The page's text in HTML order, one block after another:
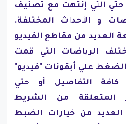
حتي التي إنتهت مع تصنيف
و الأحداث المختلفة.
العديد من مقاطع الفيديو
الرياضات التي قمت
علي أيقونات "فيديو"
كافة التفاصيل أو حتي
المتعلقة من الشريط
العديد من خيارات الضبط